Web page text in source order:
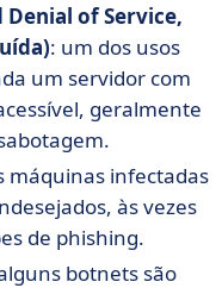
of Service,
: um dos usos
um servidor com
geralmente
máquinas infectadas
às vezes
de phishing.
botnets são